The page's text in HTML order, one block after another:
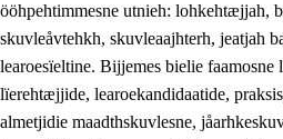
ööhpehtimmesne utnieh: lohkehtæjjah,
skuvleåvtehkh, skuvleaajhterh, jeatjah
learoesïeltine. Bijjemes bielie faamosne
lïerehtæjjide, learoekandidaatide,
almetjidie maadthskuvlesne,